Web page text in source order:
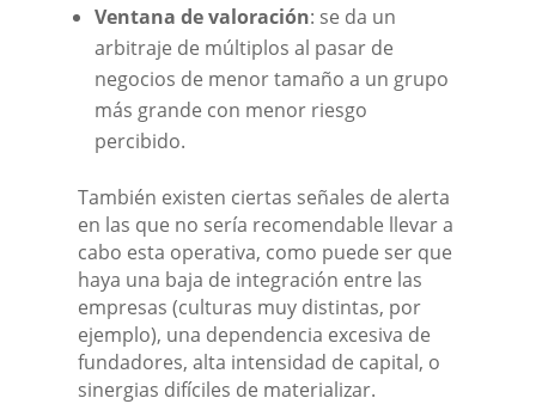
Ventana de valoración: se da un
arbitraje de múltiplos al pasar de
negocios de menor tamaño a un grupo
más grande con menor riesgo
percibido.
También existen ciertas señales de alerta
en las que no sería recomendable llevar a
cabo esta operativa, como puede ser que
haya una baja de integración entre las
empresas (culturas muy distintas, por
ejemplo), una dependencia excesiva de
fundadores, alta intensidad de capital, o
sinergias difíciles de materializar.